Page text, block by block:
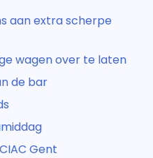
aan extra scherpe
wagen over te laten
de bar
Gent